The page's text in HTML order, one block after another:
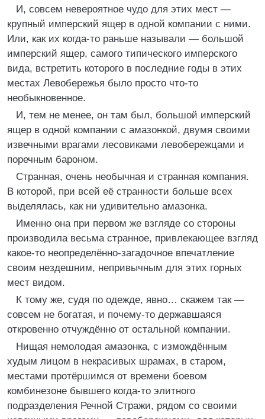
И, совсем невероятное чудо для этих мест —
крупный имперский ящер в одной компании с ними.
Или, как их когда-то раньше называли — большой
имперский ящер, самого типического имперского
вида, встретить которого в последние годы в этих
местах Левобережья было просто что-то
необыкновенное.
И, тем не менее, он там был, большой имперский
ящер в одной компании с амазонкой, двумя своими
извечными врагами лесовиками левобережцами и
поречным бароном.
Странная, очень необычная и странная компания.
В которой, при всей её странности больше всех
выделялась, как ни удивительно амазонка.
Именно она при первом же взгляде со стороны
производила весьма странное, привлекающее взгляд
какое-то неопределённо-загадочное впечатление
своим нездешним, непривычным для этих горных
мест видом.
К тому же, судя по одежде, явно… скажем так —
совсем не богатая, и почему-то державшаяся
откровенно отчуждённо от остальной компании.
Нищая немолодая амазонка, с измождённым
худым лицом в некрасивых шрамах, в старом,
местами протёршимся от времени боевом
комбинезоне бывшего когда-то элитного
подразделения Речной Стражи, рядом со своими